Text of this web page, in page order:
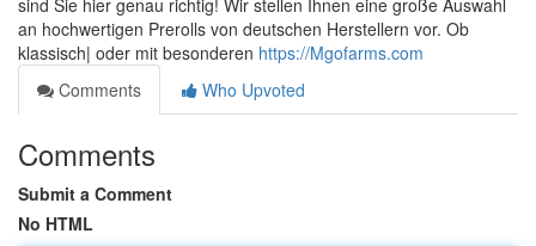
sind Sie hier genau richtig! Wir stellen Ihnen eine große Auswahl
an hochwertigen Prerolls von deutschen Herstellern vor. Ob
klassisch| oder mit besonderen https://Mgofarms.com
Comments
Who Upvoted
Comments
Submit a Comment
No HTML